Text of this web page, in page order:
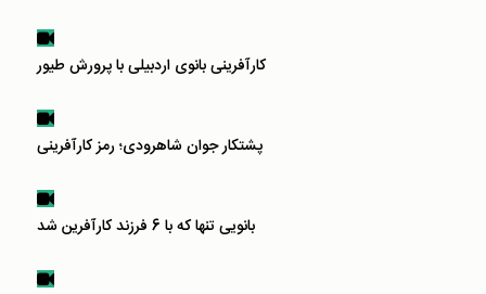
کارآفرینی بانوی اردبیلی با پرورش طیور
پشتکار جوان شاهرودی؛ رمز کارآفرینی
بانویی تنها که با 6 فرزند کارآفرین شد